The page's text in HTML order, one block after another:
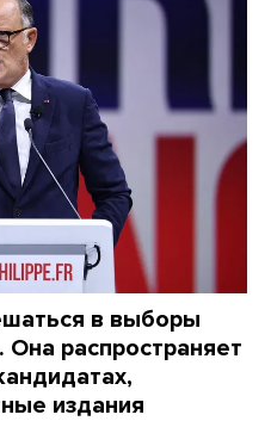
в выборы
распространяет
издания